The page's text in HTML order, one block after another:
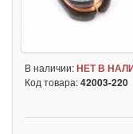
В наличии:НЕТ В
Код товара:42003-220